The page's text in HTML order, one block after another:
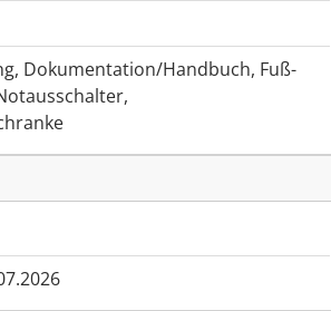
Dokumentation/Handbuch, Fuß-